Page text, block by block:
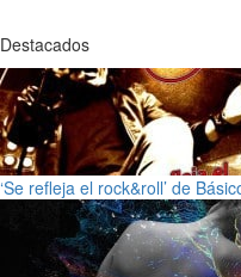
Destacados
‘Se refleja el rock&roll’ de